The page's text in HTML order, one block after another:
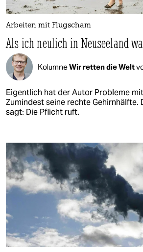
Arbeiten mit Flugscham
Als ich neulich in Neuseeland
KolumneWir retten die Welt
Eigentlich hat der Autor Probleme
Zumindest seine rechte Gehirnhälfte.
sagt: Die Pflicht ruft.